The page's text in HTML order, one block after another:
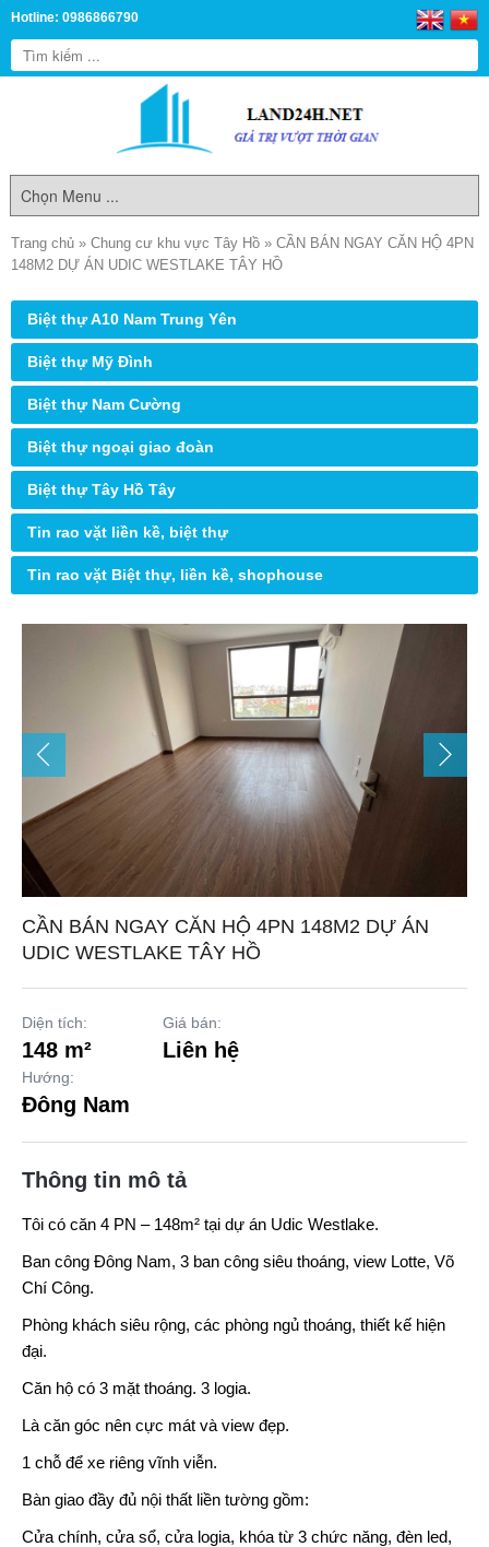
Hotline: 0986866790
Trang chủ » Chung cư khu vực Tây Hồ » CẦN BÁN NGAY CĂN HỘ 4PN
148M2 DỰ ÁN UDIC WESTLAKE TÂY HỒ
Biệt thự A10 Nam Trung Yên
Biệt thự Mỹ Đình
Biệt thự Nam Cường
Biệt thự ngoại giao đoàn
Biệt thự Tây Hồ Tây
Tin rao vặt liền kề, biệt thự
Tin rao vặt Biệt thự, liền kề, shophouse
CẦN BÁN NGAY CĂN HỘ 4PN 148M2 DỰ ÁN
UDIC WESTLAKE TÂY HỒ
Diện tích:
148 m²
Giá bán:
Liên hệ
Hướng:
Đông Nam
Thông tin mô tả
Tôi có căn 4 PN – 148m² tại dự án Udic Westlake.
Ban công Đông Nam, 3 ban công siêu thoáng, view Lotte, Võ
Chí Công.
Phòng khách siêu rộng, các phòng ngủ thoáng, thiết kế hiện
đại.
Căn hộ có 3 mặt thoáng. 3 logia.
Là căn góc nên cực mát và view đẹp.
1 chỗ để xe riêng vĩnh viễn.
Bàn giao đầy đủ nội thất liền tường gồm:
Cửa chính, cửa sổ, cửa logia, khóa từ 3 chức năng, đèn led,